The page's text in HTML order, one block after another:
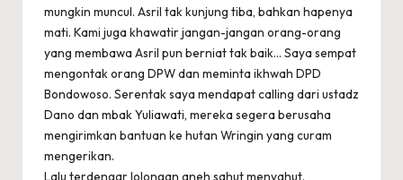
mungkin muncul. Asril tak kunjung tiba, bahkan hapenya
mati. Kami juga khawatir jangan-jangan orang-orang
yang membawa Asril pun berniat tak baik… Saya sempat
mengontak orang DPW dan meminta ikhwah DPD
Bondowoso. Serentak saya mendapat calling dari ustadz
Dano dan mbak Yuliawati, mereka segera berusaha
mengirimkan bantuan ke hutan Wringin yang curam
mengerikan.
Lalu terdengar lolongan aneh sahut menyahut.